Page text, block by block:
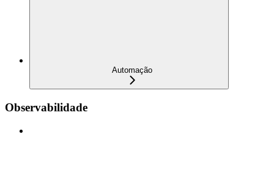
Automação
Observabilidade